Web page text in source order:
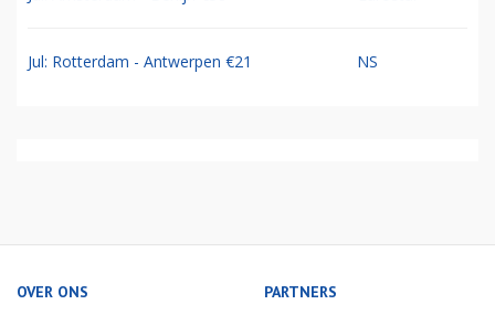
Jul: Rotterdam - Antwerpen €21 NS
OVER ONS PARTNERS